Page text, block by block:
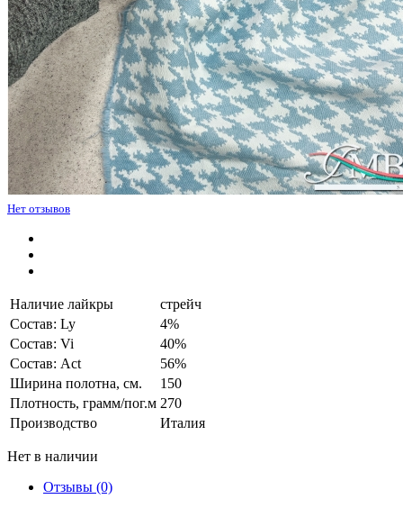
Нет отзывов
Наличие лайкры
стрейч
Состав: Ly
4%
Состав: Vi
40%
Состав: Act
56%
Ширина полотна, см.
150
Плотность, грамм/пог.м 270
Производство
Италия
Нет в наличии
Отзывы (0)